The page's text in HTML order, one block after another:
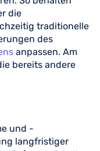
die
traditionelle
des
anpassen. Am
bereits andere
und -
langfristiger